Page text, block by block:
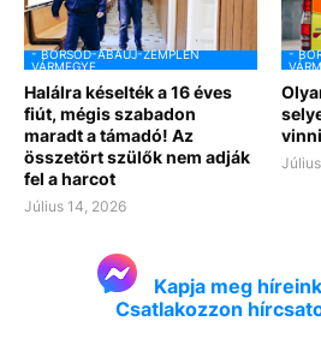
- BORSOD-ABAÚJ-ZEMPLÉN
VÁRMEGYE
Halálra késelték a 16 éves
fiút, mégis szabadon
maradt a támadó! Az
összetört szülők nem adják
fel a harcot
Július 14, 2026
-
Kapja meg
Csatlakozzon